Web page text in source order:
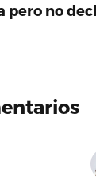
pero no